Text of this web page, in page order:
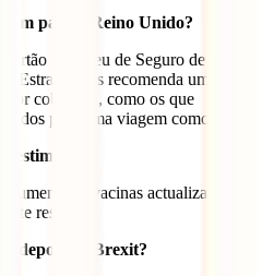
para o Reino Unido?
Europeu de Seguro de
Estrangeiros recomenda um
cobertura, como os que
para uma viagem como esta.
estimação?
e vacinas actualizados,
respeito.
depois do Brexit?